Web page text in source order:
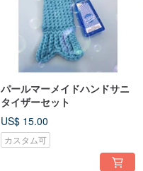
パールマーメイドハンドサニ
タイザーセット
US$ 15.00
カスタム可